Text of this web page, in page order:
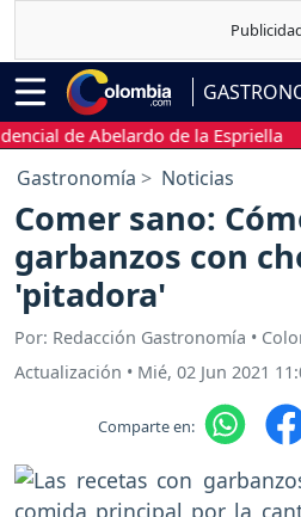
de Abelardo de la Espriella
Gastronomía Noticias
Comer sano:
garbanzos con
'pitadora'
Por: Redacción Gastronomía •
Actualización • Mié, 02 Jun 2021
Comparte en: